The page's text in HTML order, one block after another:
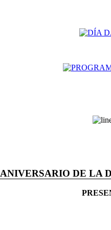
DE LA